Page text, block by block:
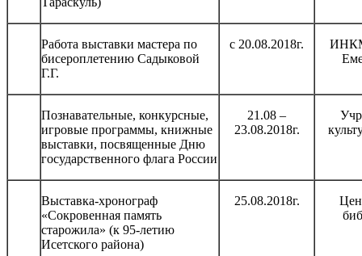
Работа выставки мастера по
бисероплетению Садыковой
Г.Г.
с 20.08.2018г.
Познавательные, конкурсные,
игровые программы, книжные
выставки, посвященные Дню
государственного флага России
21.08 –
23.08.2018г.
Выставка-хронограф
«Сокровенная память
старожила» (к 95-летию
Исетского района)
25.08.2018г.